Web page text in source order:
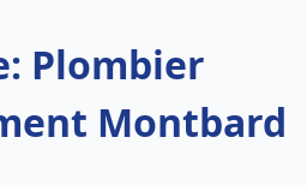
Plombier
Montbard